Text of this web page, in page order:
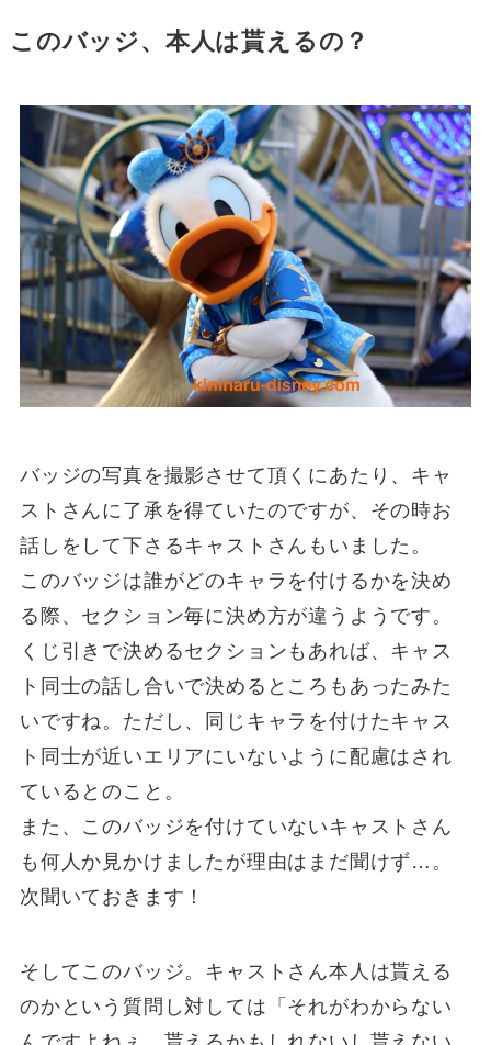
このバッジ、本人は貰えるの？
バッジの写真を撮影させて頂くにあたり、キャ
ストさんに了承を得ていたのですが、その時お
話しをして下さるキャストさんもいました。
このバッジは誰がどのキャラを付けるかを決め
る際、セクション毎に決め方が違うようです。
くじ引きで決めるセクションもあれば、キャス
ト同士の話し合いで決めるところもあったみた
いですね。ただし、同じキャラを付けたキャス
ト同士が近いエリアにいないように配慮はされ
ているとのこと。
また、このバッジを付けていないキャストさん
も何人か見かけましたが理由はまだ聞けず…。
次聞いておきます！
そしてこのバッジ。キャストさん本人は貰える
のかという質問し対しては「それがわからない